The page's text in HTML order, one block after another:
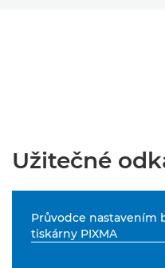
Užitečné
Průvodce nastavením
tiskárny PIXMA